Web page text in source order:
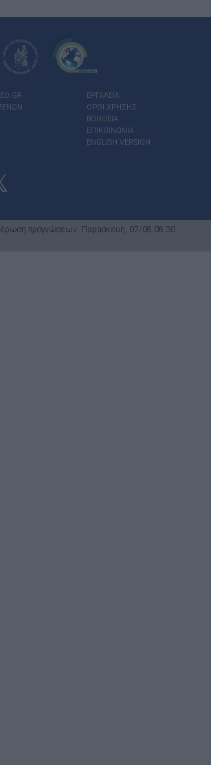
ΕΡΓΑΛΕΙΑ
ΟΡΟΙ ΧΡΗΣΗΣ
ΒΟΗΘΕΙΑ
ΕΠΙΚΟΙΝΩΝΙΑ
ENGLISH VERSION
προγνώσεων: Παρασκευή, 07/08 08:30